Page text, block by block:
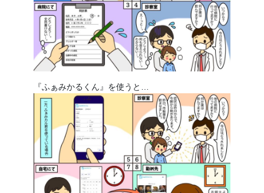
『ふぁみかるくん』を使うと…